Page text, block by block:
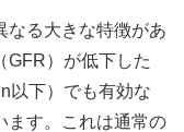
なる大きな特徴があ
（GFR）が低下した
以下）でも有効な
ます。これは通常の